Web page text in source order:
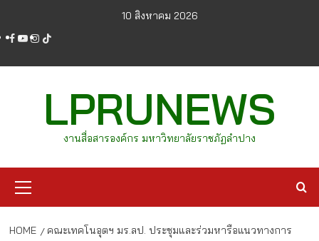
content
10 สิงหาคม 2026
facebook
youtube
instagram
tiktok
LPRUNEWS
งานสื่อสารองค์กร มหาวิทยาลัยราชภัฏลำปาง
Menu
HOME
คณะเทคโนอุตฯ มร.ลป. ประชุมและร่วมหารือแนวทางการ